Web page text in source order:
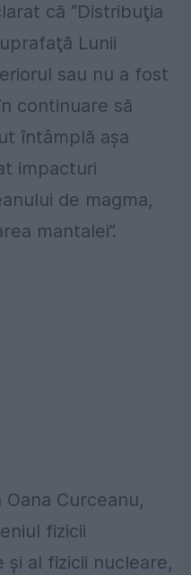
că “Distribuţia
Lunii
sau nu a fost
continuare să
întâmplă aşa
impacturi
de magma,
mantalei”.
Curceanu,
fizicii
al fizicii nucleare,